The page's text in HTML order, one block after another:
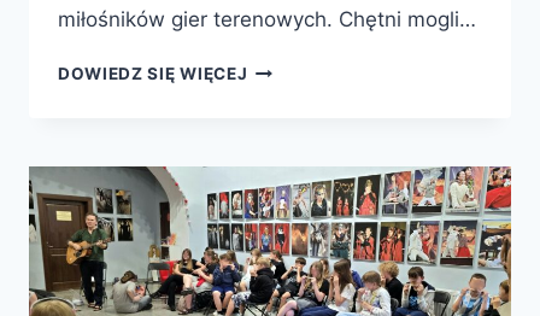
miłośników gier terenowych. Chętni mogli…
DOWIEDZ SIĘ WIĘCEJ BIBLIOTEKA
RODZINY